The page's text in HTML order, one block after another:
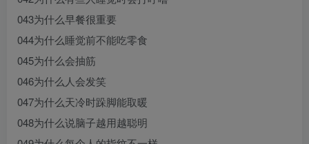
043为什么早餐很重要
044为什么睡觉前不能吃零食
045为什么会抽筋
046为什么人会发笑
047为什么天冷时跺脚能取暖
048为什么说脑子越用越聪明